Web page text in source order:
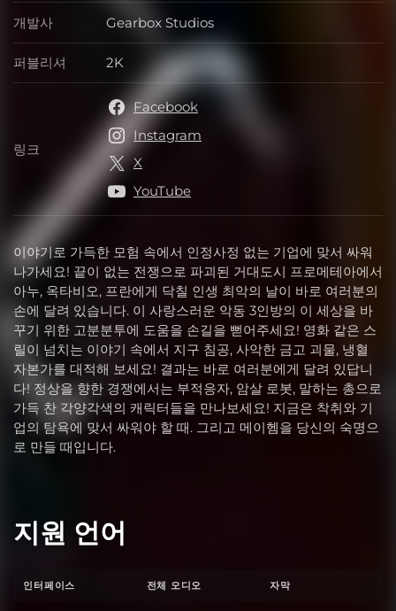
이야기로 가득한 모험 속에서 인정사정 없는 기업에 맞서 싸워
나가세요! 끝이 없는 전쟁으로 파괴된 거대도시 프로메테아에서
아누, 옥타비오, 프란에게 닥칠 인생 최악의 날이 바로 여러분의
손에 달려 있습니다. 이 사랑스러운 악동 3인방의 이 세상을 바
꾸기 위한 고분분투에 도움을 손길을 뻗어주세요! 영화 같은 스
릴이 넘치는 이야기 속에서 지구 침공, 사악한 금고 괴물, 냉혈
자본가를 대적해 보세요! 결과는 바로 여러분에게 달려 있답니
다! 정상을 향한 경쟁에서는 부적응자, 암살 로봇, 말하는 총으로
가득 찬 각양각색의 캐릭터들을 만나보세요! 지금은 착취와 기
업의 탐욕에 맞서 싸워야 할 때. 그리고 메이헴을 당신의 숙명으
로 만들 때입니다.
개발사 개발사
Gearbox Studios
퍼블리셔 퍼블리셔
2K
링크 링크
Facebook
Instagram
X
YouTube
지원 언어
인터페이스 전체 오디오 자막